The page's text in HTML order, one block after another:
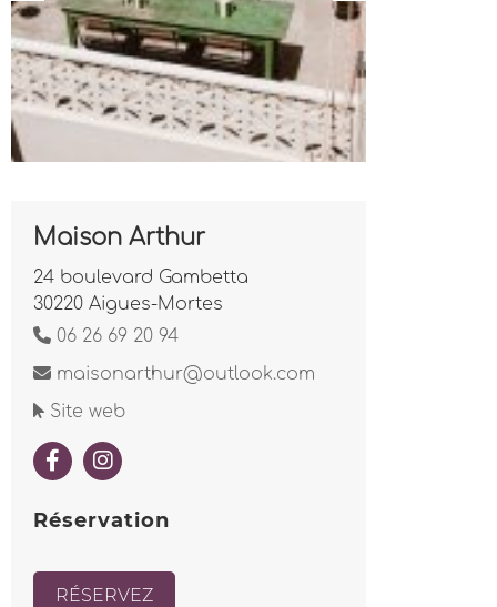
Maison Arthur
24 boulevard Gambetta
30220 Aigues-Mortes
06 26 69 20 94
maisonarthur@outlook.com
Site web
Réservation
RÉSERVEZ